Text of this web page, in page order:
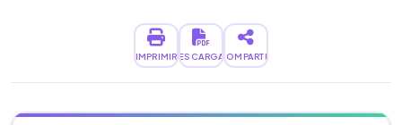
IMPRIMIRDESCARGARCOMPARTIR